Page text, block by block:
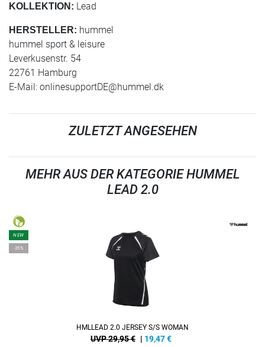
KOLLEKTION: Lead
HERSTELLER: hummel
hummel sport & leisure
Leverkusenstr. 54
22761 Hamburg
E-Mail: onlinesupportDE@hummel.dk
ZULETZT ANGESEHEN
MEHR AUS DER KATEGORIE HUMMEL
LEAD 2.0
NEW
-35%
HMLLEAD 2.0 JERSEY S/S WOMAN
UVP 29,95 € | 19,47€